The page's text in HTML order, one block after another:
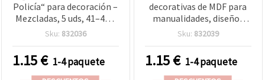
Policía“ para decoración –
Mezcladas, 5 uds, 41–42 x
24–27 mm, para pintar,
y manualidades infantiles
Sku: 832036
1.15€ 1-4 paquete
decorativas de MDF para
manualidades, diseños
mixtos, colores mixtos,
Sku: 832039
1.15€ 1-4 paquete